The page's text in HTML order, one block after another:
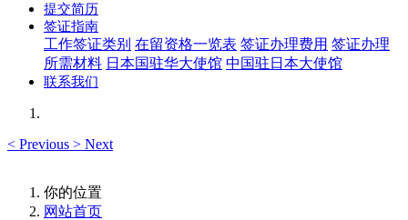
提交简历
签证指南
工作签证类别 在留资格一览表 签证办理费用 签证办理
所需材料 日本国驻华大使馆 中国驻日本大使馆
联系我们
< Previous > Next
你的位置
网站首页